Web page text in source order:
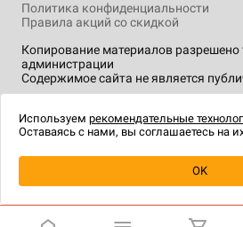
Уведомить о
Копирование материалов разрешено
администрации
Содержимое сайта не является
Политика конфиденциальности
Правила акций со скидкой
технологии.
Используем рекомендательные
Оставаясь с нами, вы соглашаетесь на
OK